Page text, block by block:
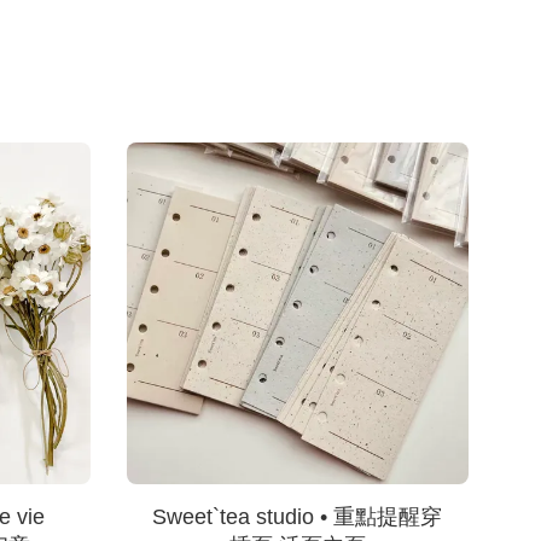
vie
Sweet`tea studio • 重點提醒穿